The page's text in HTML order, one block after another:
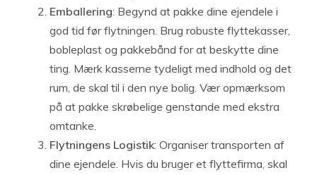
Emballering: Begynd at pakke dine ejendele i
god tid før flytningen. Brug robuste flyttekasser,
bobleplast og pakkebånd for at beskytte dine
ting. Mærk kasserne tydeligt med indhold og det
rum, de skal til i den nye bolig. Vær opmærksom
på at pakke skrøbelige genstande med ekstra
omtanke.
Flytningens Logistik: Organiser transporten af
dine ejendele. Hvis du bruger et flyttefirma, skal